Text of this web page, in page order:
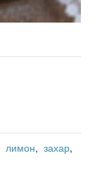
лимон, захар,